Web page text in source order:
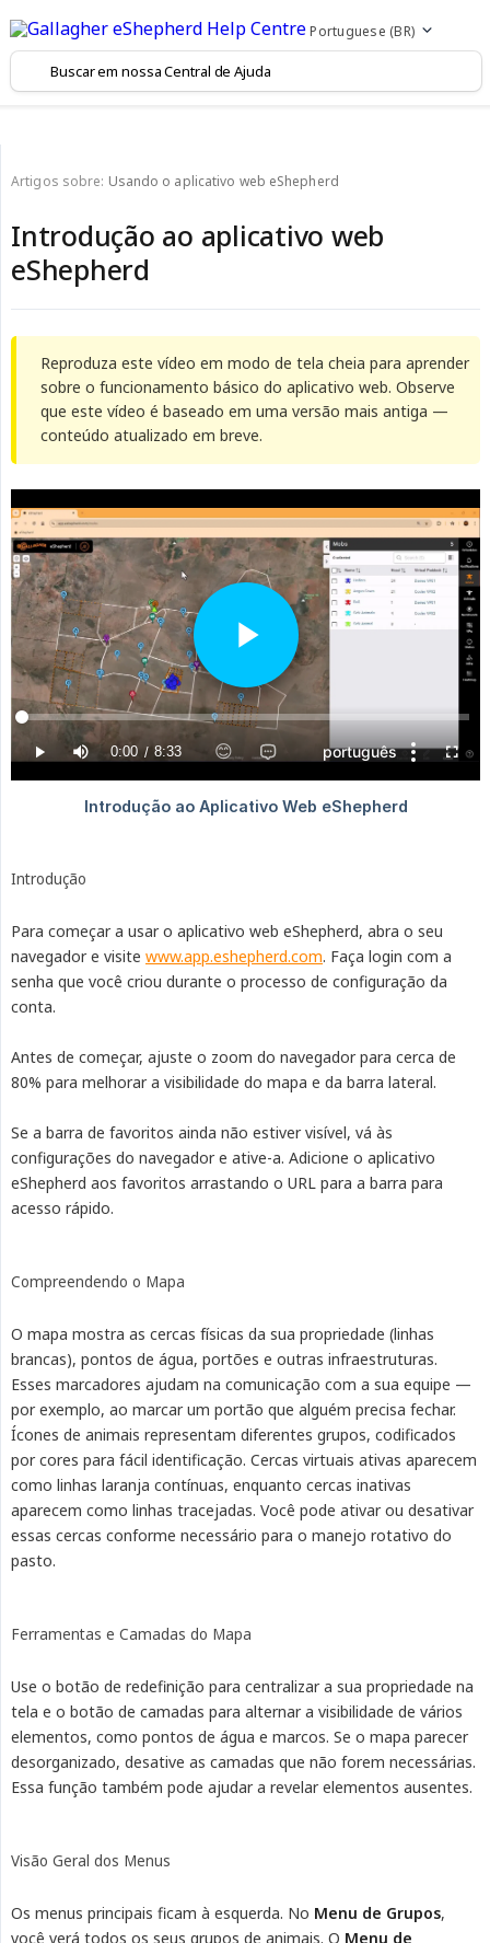
Portuguese (BR)
Artigos sobre: Usando o aplicativo web eShepherd
Introdução ao aplicativo web
eShepherd
Reproduza este vídeo em modo de tela cheia para aprender
sobre o funcionamento básico do aplicativo web. Observe
que este vídeo é baseado em uma versão mais antiga —
conteúdo atualizado em breve.
Introdução
Para começar a usar o aplicativo web eShepherd, abra o seu
navegador e visite www.app.eshepherd.com. Faça login com a
senha que você criou durante o processo de configuração da
conta.
Antes de começar, ajuste o zoom do navegador para cerca de
80% para melhorar a visibilidade do mapa e da barra lateral.
Se a barra de favoritos ainda não estiver visível, vá às
configurações do navegador e ative-a. Adicione o aplicativo
eShepherd aos favoritos arrastando o URL para a barra para
acesso rápido.
Compreendendo o Mapa
O mapa mostra as cercas físicas da sua propriedade (linhas
brancas), pontos de água, portões e outras infraestruturas.
Esses marcadores ajudam na comunicação com a sua equipe —
por exemplo, ao marcar um portão que alguém precisa fechar.
Ícones de animais representam diferentes grupos, codificados
por cores para fácil identificação. Cercas virtuais ativas aparecem
como linhas laranja contínuas, enquanto cercas inativas
aparecem como linhas tracejadas. Você pode ativar ou desativar
essas cercas conforme necessário para o manejo rotativo do
pasto.
Ferramentas e Camadas do Mapa
Use o botão de redefinição para centralizar a sua propriedade na
tela e o botão de camadas para alternar a visibilidade de vários
elementos, como pontos de água e marcos. Se o mapa parecer
desorganizado, desative as camadas que não forem necessárias.
Essa função também pode ajudar a revelar elementos ausentes.
Visão Geral dos Menus
Os menus principais ficam à esquerda. No Menu de Grupos,
você verá todos os seus grupos de animais. O Menu de